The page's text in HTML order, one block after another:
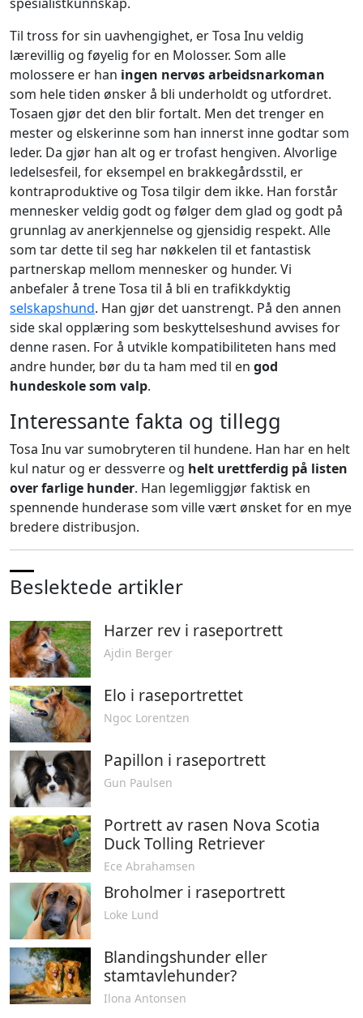
Til tross for sin uavhengighet, er Tosa Inu veldig
lærevillig og føyelig for en Molosser. Som alle
molossere er han ingen nervøs arbeidsnarkoman
som hele tiden ønsker å bli underholdt og utfordret.
Tosaen gjør det den blir fortalt. Men det trenger en
mester og elskerinne som han innerst inne godtar som
leder. Da gjør han alt og er trofast hengiven. Alvorlige
ledelsesfeil, for eksempel en brakkegårdsstil, er
kontraproduktive og Tosa tilgir dem ikke. Han forstår
mennesker veldig godt og følger dem glad og godt på
grunnlag av anerkjennelse og gjensidig respekt. Alle
som tar dette til seg har nøkkelen til et fantastisk
partnerskap mellom mennesker og hunder. Vi
anbefaler å trene Tosa til å bli en trafikkdyktig
selskapshund. Han gjør det uanstrengt. På den annen
side skal opplæring som beskyttelseshund avvises for
denne rasen. For å utvikle kompatibiliteten hans med
andre hunder, bør du ta ham med til en god
hundeskole som valp.
Interessante fakta og tillegg
Tosa Inu var sumobryteren til hundene. Han har en helt
kul natur og er dessverre og helt urettferdig på listen
over farlige hunder. Han legemliggjør faktisk en
spennende hunderase som ville vært ønsket for en mye
bredere distribusjon.
Beslektede artikler
Harzer rev i raseportrett
Ajdin Berger
Elo i raseportrettet
Ngoc Lorentzen
Papillon i raseportrett
Gun Paulsen
Portrett av rasen Nova Scotia
Duck Tolling Retriever
Ece Abrahamsen
Broholmer i raseportrett
Loke Lund
Blandingshunder eller
stamtavlehunder?
Ilona Antonsen